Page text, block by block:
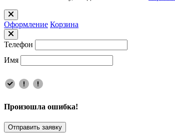
Оформлениe Корзина
Телефон
Имя
Произошла ошибка!
Отправить заявку